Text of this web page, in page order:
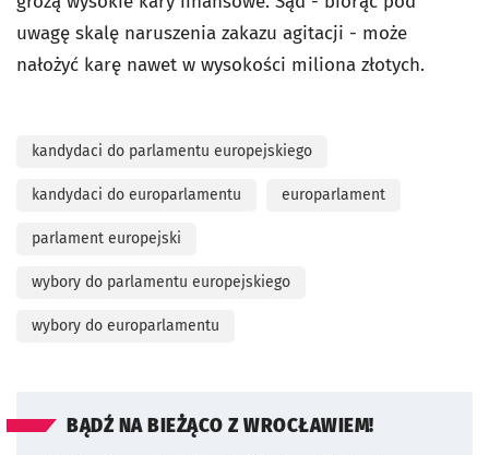
uwagę skalę naruszenia zakazu agitacji - może
nałożyć karę nawet w wysokości miliona złotych.
kandydaci do parlamentu europejskiego
kandydaci do europarlamentu europarlament
parlament europejski
wybory do parlamentu europejskiego
wybory do europarlamentu
BĄDŹ NA BIEŻĄCO Z WROCŁAWIEM!